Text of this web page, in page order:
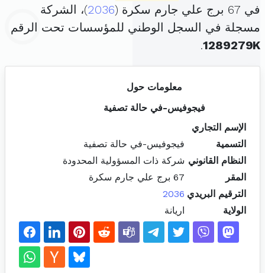
في 67 برج علي جارم سكرة (
2036)، الشركة
مسجلة في السجل الوطني للمؤسسات تحت الرقم
1289279K
.
معلومات حول
فيجوفيس-في حالة تصفية
الإسم التجاري
التسمية
فيجوفيس-في حالة تصفية
النظام القانوني شركة ذات المسؤولية المحدودة
المقر
67 برج علي جارم سكرة
الترقيم البريدي 2036
الولاية
اريانة